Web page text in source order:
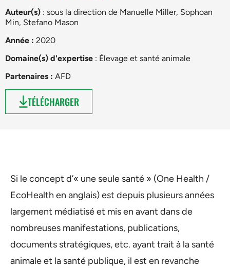
Auteur(s) : sous la direction de Manuelle Miller, Sophoan
Min, Stefano Mason
Année : 2020
Domaine(s) d'expertise : Élevage et santé animale
Partenaires : AFD
TÉLÉCHARGER
Si le concept d’« une seule santé » (One Health /
EcoHealth en anglais) est depuis plusieurs années
largement médiatisé et mis en avant dans de
nombreuses manifestations, publications,
documents stratégiques, etc. ayant trait à la santé
animale et la santé publique, il est en revanche